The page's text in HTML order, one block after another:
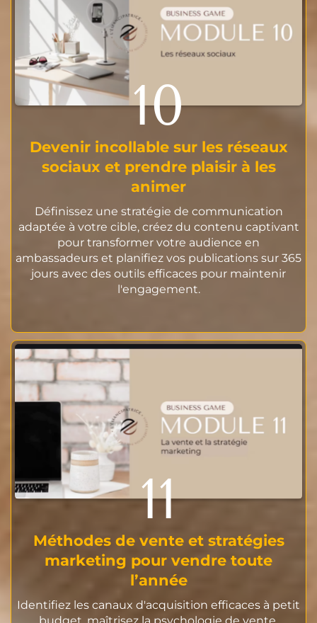
10
Devenir incollable sur les réseaux
sociaux et prendre plaisir à les
animer
Définissez une stratégie de communication
adaptée à votre cible, créez du contenu captivant
pour transformer votre audience en
ambassadeurs et planifiez vos publications sur 365
jours avec des outils efficaces pour maintenir
l'engagement.
11
Méthodes de vente et stratégies
marketing pour vendre toute
l’année
Identifiez les canaux d'acquisition efficaces à petit